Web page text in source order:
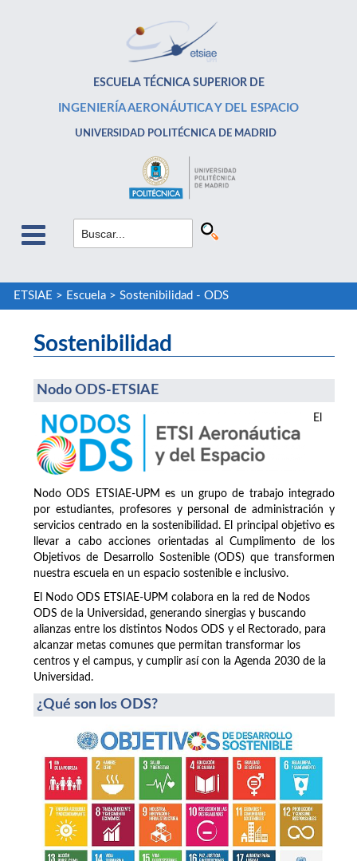
ESCUELA TÉCNICA SUPERIOR DE
INGENIERÍA AERONÁUTICA Y DEL ESPACIO
UNIVERSIDAD POLITÉCNICA DE MADRID
ETSIAE > Escuela> Sostenibilidad - ODS
Sostenibilidad
Nodo ODS-ETSIAE
El
Nodo ODS ETSIAE-UPM es un grupo de trabajo integrado
por estudiantes, profesores y personal de administración y
servicios centrado en la sostenibilidad. El principal objetivo es
llevar a cabo acciones orientadas al Cumplimento de los
Objetivos de Desarrollo Sostenible (ODS) que transformen
nuestra escuela en un espacio sostenible e inclusivo.
El Nodo ODS ETSIAE-UPM colabora en la red de Nodos
ODS de la Universidad, generando sinergias y buscando
alianzas entre los distintos Nodos ODS y el Rectorado, para
alcanzar metas comunes que permitan transformar los
centros y el campus, y cumplir así con la Agenda 2030 de la
Universidad.
¿Qué son los ODS?